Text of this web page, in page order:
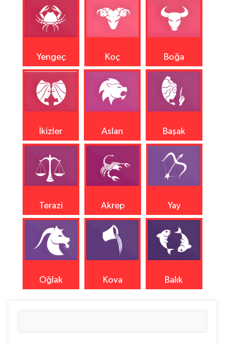
Yengeç Koç Boğa
İkizler Aslan Başak
Terazi Akrep Yay
Oğlak Kova Balık